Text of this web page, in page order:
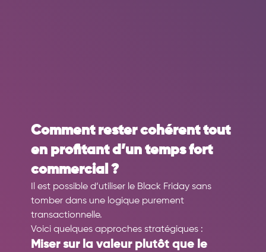
Comment rester cohérent tout
en profitant d’un temps fort
commercial ?
Il est possible d’utiliser le Black Friday sans
tomber dans une logique purement
transactionnelle.
Voici quelques approches stratégiques :
Miser sur la valeur plutôt que le